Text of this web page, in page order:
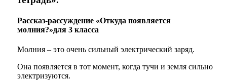
Рассказ-рассуждение «Откуда появляется
молния?»для 3 класса
Молния – это очень сильный электрический заряд.
Она появляется в тот момент, когда тучи и земля сильно
электризуются.